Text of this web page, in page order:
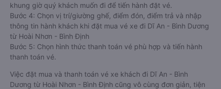
khung giờ quý khách muốn đi để tiến hành đặt vé.
Bước 4: Chọn vị trí/giường ghế, điểm đón, điểm trả và nhập
thông tin hành khách khi đặt mua vé xe đi Dĩ An - Bình Dương
từ Hoài Nhơn - Bình Định
Bước 5: Chọn hình thức thanh toán vé phù hợp và tiến hành
thanh toán vé.
Việc đặt mua và thanh toán vé xe khách đi Dĩ An - Bình
Dương từ Hoài Nhơn - Bình Định cũng vô cùng đơn giản, tiện